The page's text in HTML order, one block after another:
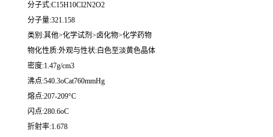
分子式:C15H10Cl2N2O2
分子量:321.158
类别:其他>化学试剂>卤化物>化学药物
物化性质:外观与性状:白色至淡黄色晶体
密度:1.47g/cm3
沸点:540.3oCat760mmHg
熔点:207-209°C
闪点:280.6oC
折射率:1.678